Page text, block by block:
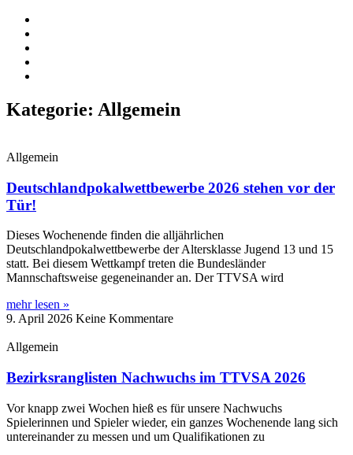
Kategorie: Allgemein
Allgemein
Deutschlandpokalwettbewerbe 2026 stehen vor der
Tür!
Dieses Wochenende finden die alljährlichen
Deutschlandpokalwettbewerbe der Altersklasse Jugend 13 und 15
statt. Bei diesem Wettkampf treten die Bundesländer
Mannschaftsweise gegeneinander an. Der TTVSA wird
mehr lesen »
9. April 2026 Keine Kommentare
Allgemein
Bezirksranglisten Nachwuchs im TTVSA 2026
Vor knapp zwei Wochen hieß es für unsere Nachwuchs
Spielerinnen und Spieler wieder, ein ganzes Wochenende lang sich
untereinander zu messen und um Qualifikationen zu